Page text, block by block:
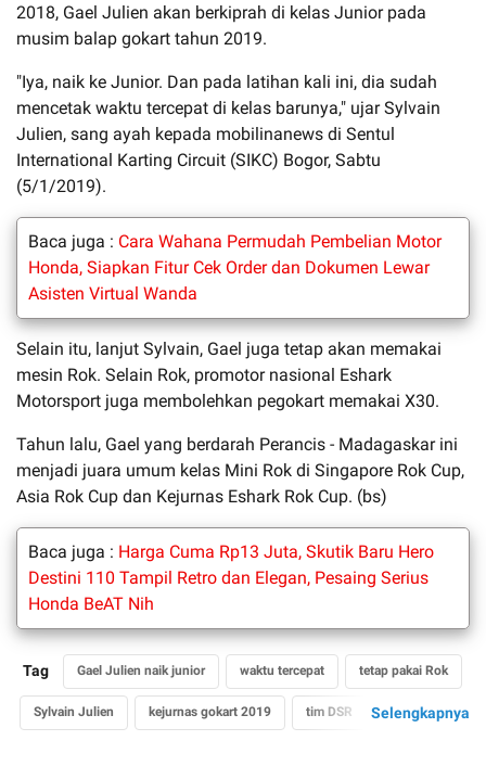
2018, Gael Julien akan berkiprah di kelas Junior pada
musim balap gokart tahun 2019.
"Iya, naik ke Junior. Dan pada latihan kali ini, dia sudah
mencetak waktu tercepat di kelas barunya," ujar Sylvain
Julien, sang ayah kepada mobilinanews di Sentul
International Karting Circuit (SIKC) Bogor, Sabtu
(5/1/2019).
Baca juga : Cara Wahana Permudah Pembelian Motor
Honda, Siapkan Fitur Cek Order dan Dokumen Lewar
Asisten Virtual Wanda
Selain itu, lanjut Sylvain, Gael juga tetap akan memakai
mesin Rok. Selain Rok, promotor nasional Eshark
Motorsport juga membolehkan pegokart memakai X30.
Tahun lalu, Gael yang berdarah Perancis - Madagaskar ini
menjadi juara umum kelas Mini Rok di Singapore Rok Cup,
Asia Rok Cup dan Kejurnas Eshark Rok Cup. (bs)
Baca juga : Harga Cuma Rp13 Juta, Skutik Baru Hero
Destini 110 Tampil Retro dan Elegan, Pesaing Serius
Honda BeAT Nih
Tag Gael Julien naik junior waktu tercepat tetap pakai Rok
Sylvain Julien kejurnas gokart 2019 tim DSR gael julien
Selengkapnya